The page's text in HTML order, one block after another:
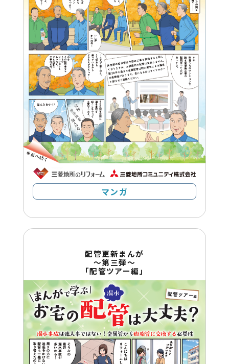
マンガ
配管更新まんが
～第三弾～
「配管ツアー編」